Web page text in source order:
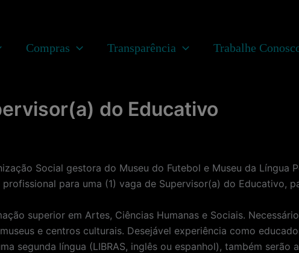
Compras Transparência Trabalhe
do Educativo
Social gestora do Museu do Futebol e Museu da
para uma (1) vaga de Supervisor(a) do Educativo,
superior em Artes, Ciências Humanas e Sociais.
e centros culturais. Desejável experiência como
segunda língua (LIBRAS, inglês ou espanhol), também serão